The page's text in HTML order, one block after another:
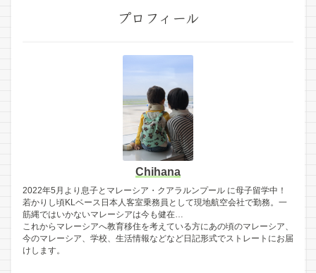
プロフィール
Chihana
2022年5月より息子とマレーシア・クアラルンプール に母子留学中！
若かりし頃KLベース日本人客室乗務員として現地航空会社で勤務。一
筋縄ではいかないマレーシアは今も健在…
これからマレーシアへ教育移住を考えている方にあの頃のマレーシア、
今のマレーシア、学校、生活情報などなど日記形式でストレートにお届
けします。